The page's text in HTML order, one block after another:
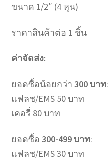
ขนาด 1/2″ (4 หุน)
ราคาสินค้าต่อ 1 ชิ้น
ค่าจัดส่ง:
ยอดซื้อน้อยกว่า 300 บาท:
แฟลช/EMS 50 บาท
เคอรี่ 80 บาท
ยอดซื้อ 300-499 บาท:
แฟลช/EMS 30 บาท